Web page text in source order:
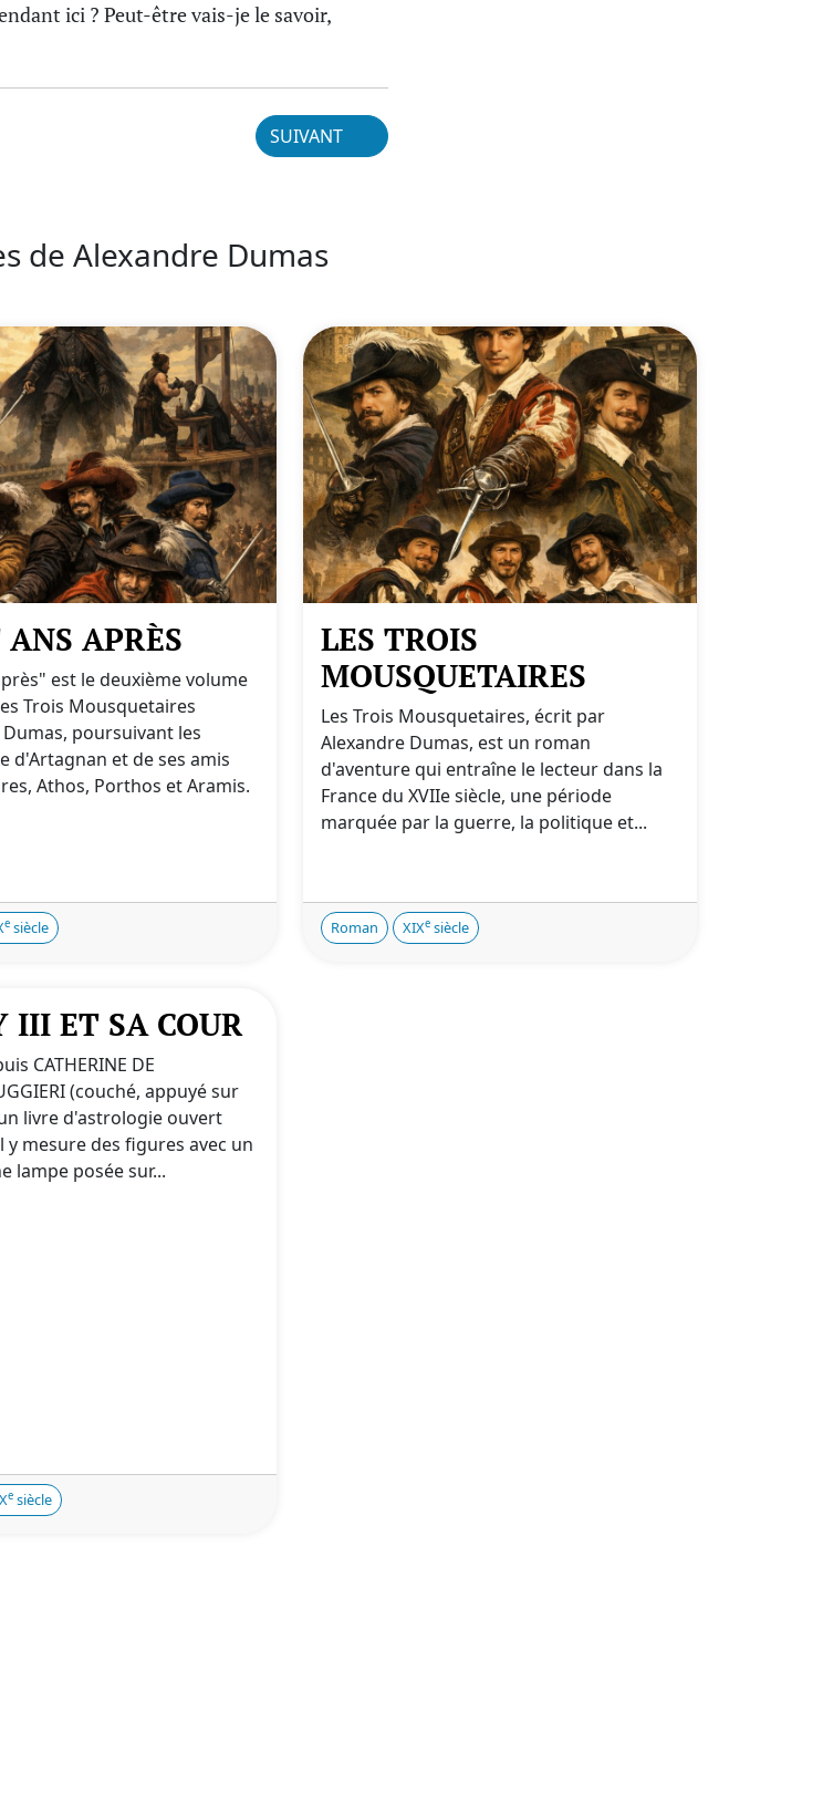
ici ? Peut-être vais-je le savoir,
SUIVANT
de Alexandre Dumas
APRÈS
est le deuxième volume
Trois Mousquetaires
poursuivant les
d'Artagnan et de ses amis
Athos, Porthos et Aramis.
e siècle
LES TROIS
MOUSQUETAIRES
Les Trois Mousquetaires, écrit par
Alexandre Dumas, est un roman
d'aventure qui entraîne le lecteur dans la
France du XVIIe siècle, une période
marquée par la guerre, la politique et...
Roman XIXe siècle
III ET SA COUR
CATHERINE DE
(couché, appuyé sur
livre d'astrologie ouvert
y mesure des figures avec un
lampe posée sur...
e siècle